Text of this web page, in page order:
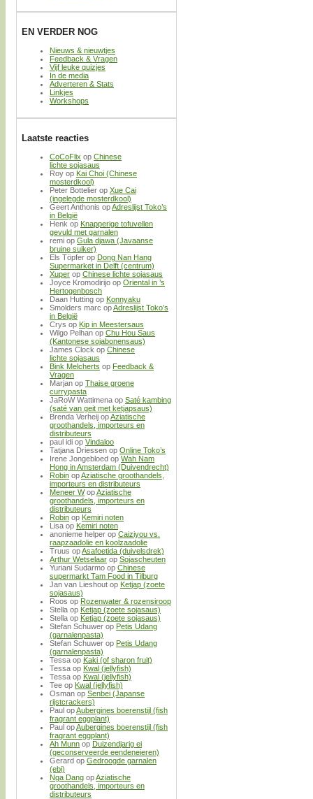
EN VERDER NOG
Nieuws & nieuwtjes
Feedback & Vragen
Vijf leuke quizjes
In de media
Adverteren & Stats
Linkjes
Workshops
Laatste reacties
CoCoFlix op Chinese
lichte sojasaus
Roy op Kai Choi (Chinese
mosterdkool)
Peter Bottelier op Xue Cai
(ingelegde mosterdkool)
Geert Anthonis opAdreslijst Toko’s
in België
Henk op Knapperige tofuvellen
gevuld met garnalen
remi op Gula djawa (Javaanse
bruine suiker)
Els Töpfer op Dong Nan Hang
Supermarket in Delft (centrum)
Xuper op Chinese lichte sojasaus
Joyce Kromodirijo op Oriental in ’s
Hertogenbosch
Daan Hutting op Konnyaku
Smolders marc opAdreslijst Toko’s
in België
Crys op Kip in Meestersaus
Wilgo Pelhan op Chu Hou Saus
(Kantonese sojabonensaus)
James Clock op Chinese
lichte sojasaus
Bink Melcherts op Feedback &
Vragen
Marjan op Thaise groene
currypasta
JaRoW Wattimena op Saté kambing
(saté van geit met ketjapsaus)
Brenda Verheij opAziatische
groothandels, importeurs en
distributeurs
paul idi op Vindaloo
Tatjana Driessen op Online Toko’s
Irene Jongebloed op Wah Nam
Hong in Amsterdam (Duivendrecht)
Robin opAziatische groothandels,
importeurs en distributeurs
Meneer WopAziatische
groothandels, importeurs en
distributeurs
Robin op Kemiri noten
Lisa op Kemiri noten
anonieme helper op Caiziyou vs.
raapzaadolie en koolzaadolie
Truus opAsafoetida (duivelsdrek)
Arthur Wetselaar op Sojascheuten
Yuriani Sudarmo op Chinese
supermarkt Tam Food in Tilburg
Jan van Lieshout op Ketjap (zoete
sojasaus)
Roos op Rozenwater & rozensiroop
Stella op Ketjap (zoete sojasaus)
Stella op Ketjap (zoete sojasaus)
Stefan Schuwer op Petis Udang
(garnalenpasta)
Stefan Schuwer op Petis Udang
(garnalenpasta)
Tessa op Kaki (of sharon fruit)
Tessa op Kwal (jellyfish)
Tessa op Kwal (jellyfish)
Tee op Kwal (jellyfish)
Osman op Senbei (Japanse
rijstcrackers)
Paul opAubergines boerenstijl (fish
fragrant eggplant)
Paul opAubergines boerenstijl (fish
fragrant eggplant)
Ah Munn op Duizendjarig ei
(geconserveerde eendeneieren)
Gerard op Gedroogde garnalen
(ebi)
Nga Dang opAziatische
groothandels, importeurs en
distributeurs